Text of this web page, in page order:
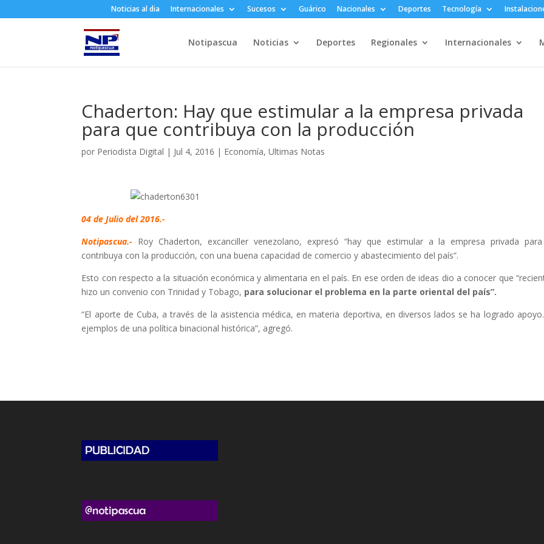
Noticias al dia Internacionales Sucesos Guárico Nacionales Deportes Tecnología
Notipascua Noticias Deportes Regionales Internacionales
Chaderton: Hay que estimular a la empresa privada
para que contribuya con la producción
por Periodista Digital | Jul 4, 2016 | Economía,Ultimas Notas
04 de Julio del 2016.-
Notipascua.- Roy Chaderton, excanciller venezolano, expresó “hay que estimular a la empresa privada
contribuya con la producción, con una buena capacidad de comercio y abastecimiento del país”.
Esto con respecto a la situación económica y alimentaria en el país. En ese orden de ideas dio a conocer que
hizo un convenio con Trinidad y Tobago, para solucionar el problema en la parte oriental del país”.
“El aporte de Cuba, a través de la asistencia médica, en materia deportiva, en diversos lados se ha logrado
ejemplos de una política binacional histórica”, agregó.